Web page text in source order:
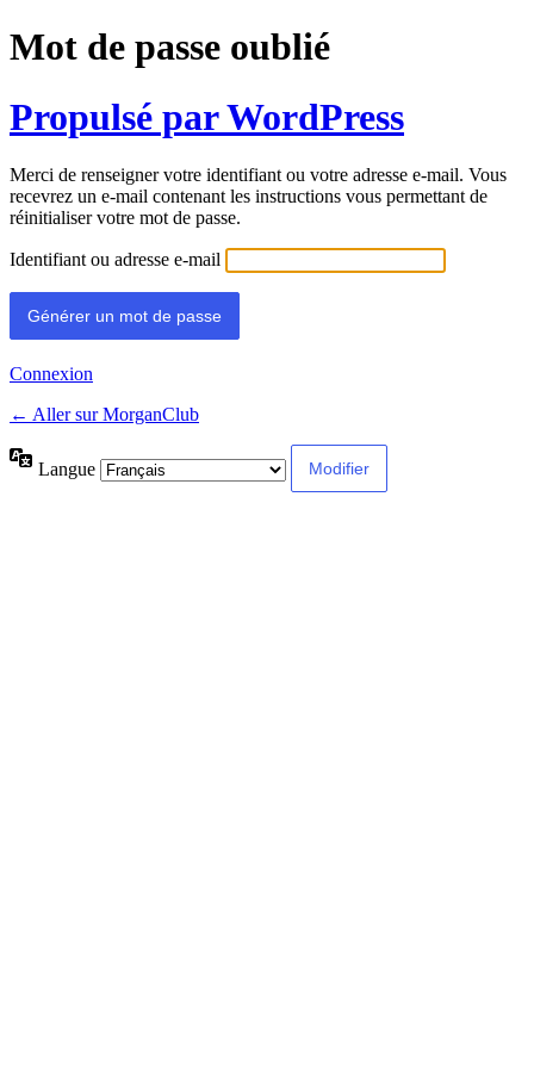
Mot de passe oublié
Propulsé par WordPress
Merci de renseigner votre identifiant ou votre adresse e-mail. Vous
recevrez un e-mail contenant les instructions vous permettant de
réinitialiser votre mot de passe.
Identifiant ou adresse e-mail
Connexion
← Aller sur MorganClub
Langue